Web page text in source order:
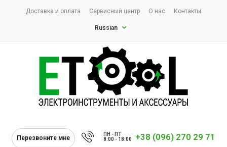
Доставка и оплата Сервисный центр О нас Контакты
Russian
Перезвоните мне
ПН - ПТ
8:00 - 18:00
+38 (096) 270 29 71